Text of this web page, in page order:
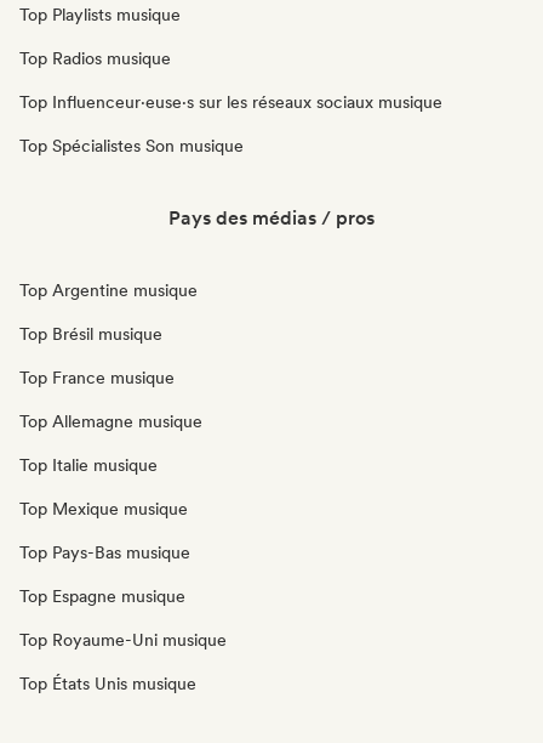
Top Playlists musique
Top Radios musique
Top Influenceur·euse·s sur les réseaux sociaux musique
Top Spécialistes Son musique
Pays des médias / pros
Top Argentine musique
Top Brésil musique
Top France musique
Top Allemagne musique
Top Italie musique
Top Mexique musique
Top Pays-Bas musique
Top Espagne musique
Top Royaume-Uni musique
Top États Unis musique